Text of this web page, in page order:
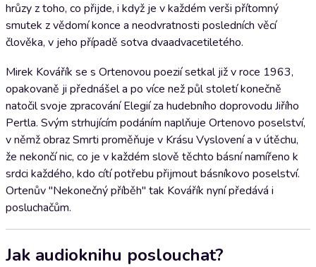
hrůzy z toho, co přijde, i když je v každém verši přítomný
smutek z vědomí konce a neodvratnosti posledních věcí
člověka, v jeho případě sotva dvaadvacetiletého.
Mirek Kovářík se s Ortenovou poezií setkal již v roce 1963,
opakovaně ji přednášel a po více než půl století konečně
natočil svoje zpracování Elegií za hudebního doprovodu Jiřího
Pertla. Svým strhujícím podáním naplňuje Ortenovo poselství,
v němž obraz Smrti proměňuje v Krásu Vyslovení a v útěchu,
že nekončí nic, co je v každém slově těchto básní namířeno k
srdci každého, kdo cítí potřebu přijmout básníkovo poselství.
Ortenův "Nekonečný příběh" tak Kovářík nyní předává i
posluchačům.
Jak audioknihu poslouchat?